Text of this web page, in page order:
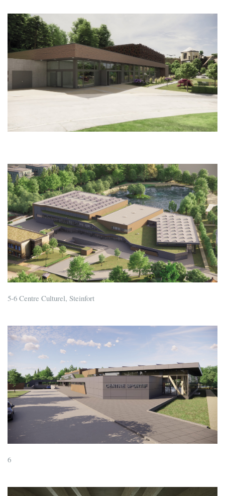
5-6 Centre Culturel, Steinfort
6